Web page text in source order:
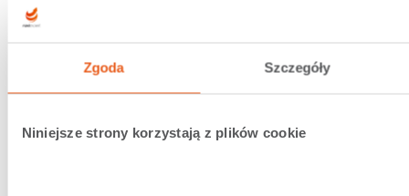
Zgoda Szczegóły
Niniejsze strony korzystają z plików cookie
Najlepsze funkcje nawigacji NaviExpert...